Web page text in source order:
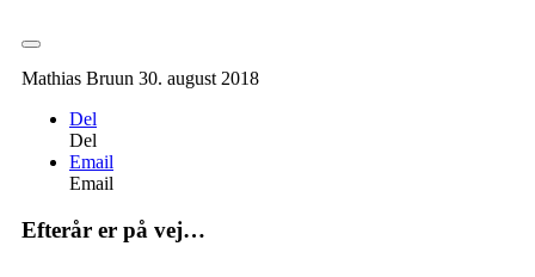
Mathias Bruun 30. august 2018
Del
Del
Email
Email
Efterår er på vej…